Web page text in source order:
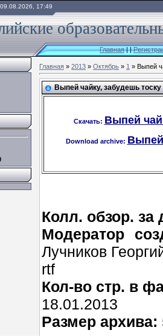
17:49
Главная||
Главная»2013 » Октябрь » 1» Выпей
Выпей чайку, забудешь тоску
Скачать: Выпей
Download archive: Выпей
Колл. обзор. за
Модератор
Лучников
rtf
Кол-во стр. в
18.01.2013
Размер архива: